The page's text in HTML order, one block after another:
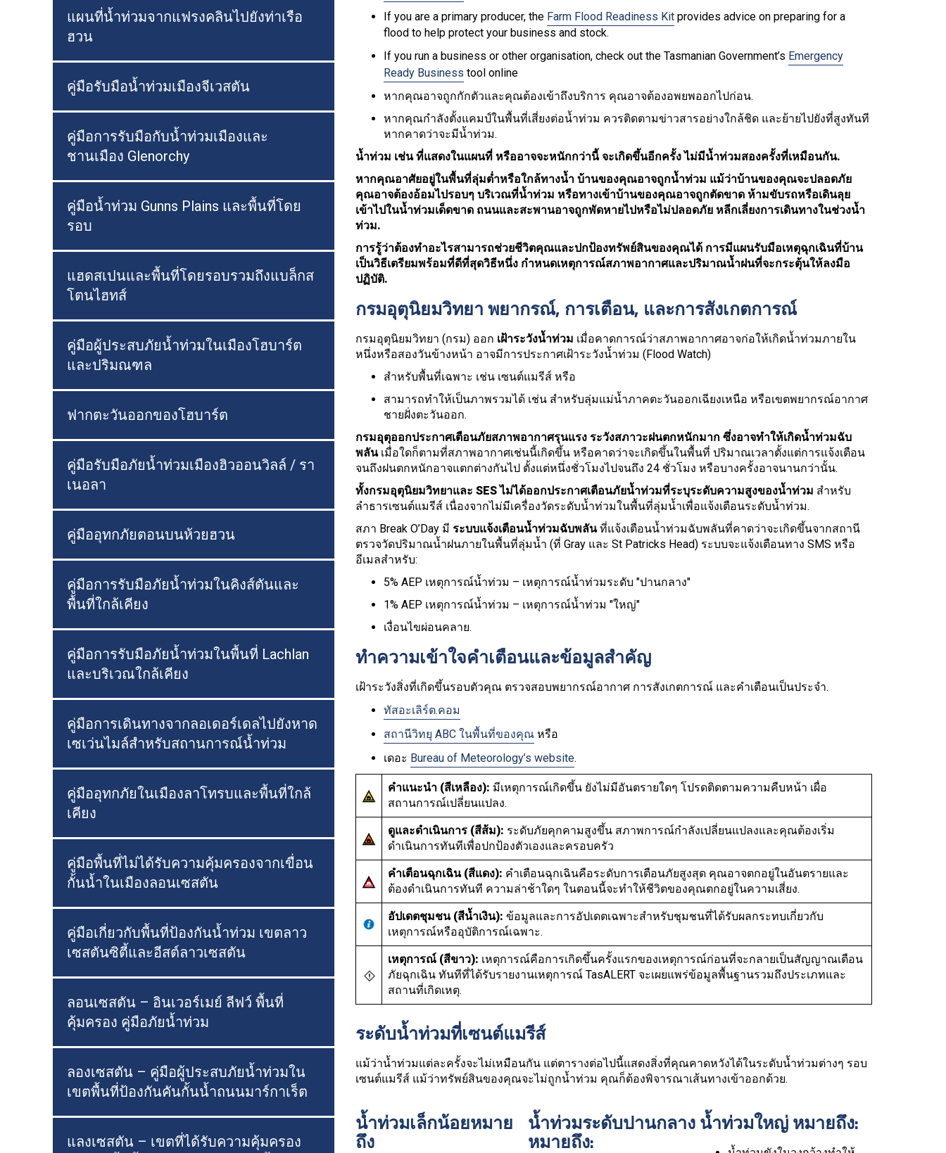
แผนที่น้ำท่วมจากแฟรงคลินไปยังท่าเรือ
ฮวน
คู่มือรับมือน้ำท่วมเมืองจีเวสตัน
คู่มือการรับมือกับน้ำท่วมเมืองและ
ชานเมือง Glenorchy
คู่มือน้ำท่วม Gunns Plains และพื้นที่โดย
รอบ
แฮดสเปนและพื้นที่โดยรอบรวมถึงแบล็กส
โตนไฮทส์
คู่มือผู้ประสบภัยน้ำท่วมในเมืองโฮบาร์ต
และปริมณฑล
ฟากตะวันออกของโฮบาร์ต
คู่มือรับมือภัยน้ำท่วมเมืองฮิวออนวิลล์ / รา
เนอลา
คู่มืออุทกภัยตอนบนห้วยฮวน
คู่มือการรับมือภัยน้ำท่วมในคิงส์ตันและ
พื้นที่ใกล้เคียง
คู่มือการรับมือภัยน้ำท่วมในพื้นที่ Lachlan
และบริเวณใกล้เคียง
คู่มือการเดินทางจากลอเดอร์เดลไปยังหาด
เซเว่นไมล์สำหรับสถานการณ์น้ำท่วม
คู่มืออุทกภัยในเมืองลาโทรบและพื้นที่ใกล้
เคียง
คู่มือพื้นที่ไม่ได้รับความคุ้มครองจากเขื่อน
กั้นน้ำในเมืองลอนเซสตัน
คู่มือเกี่ยวกับพื้นที่ป้องกันน้ำท่วม เขตลาว
เซสตันซิตี้และอีสต์ลาวเซสตัน
ลอนเซสตัน – อินเวอร์เมย์ ลีฟว์ พื้นที่
คุ้มครอง คู่มือภัยน้ำท่วม
ลองเซสตัน – คู่มือผู้ประสบภัยน้ำท่วมใน
เขตพื้นที่ป้องกันคันกั้นน้ำถนนมาร์กาเร็ต
แลงเซสตัน – เขตที่ได้รับความคุ้มครอง
If you are a primary producer, the Farm Flood Readiness Kit provides advice on preparing for a
flood to help protect your business and stock.
If you run a business or other organisation, check out the Tasmanian Government’s Emergency
Ready Business tool online
หากคุณอาจถูกกักตัวและคุณต้องเข้าถึงบริการ คุณอาจต้องอพยพออกไปก่อน.
หากคุณกำลังตั้งแคมป์ในพื้นที่เสี่ยงต่อน้ำท่วม ควรติดตามข่าวสารอย่างใกล้ชิด และย้ายไปยังที่สูงทันที
หากคาดว่าจะมีน้ำท่วม.
น้ำท่วม เช่น ที่แสดงในแผนที่ หรืออาจจะหนักกว่านี้ จะเกิดขึ้นอีกครั้ง ไม่มีน้ำท่วมสองครั้งที่เหมือนกัน.
หากคุณอาศัยอยู่ในพื้นที่ลุ่มต่ำหรือใกล้ทางน้ำ บ้านของคุณอาจถูกน้ำท่วม แม้ว่าบ้านของคุณจะปลอดภัย
คุณอาจต้องอ้อมไปรอบๆ บริเวณที่น้ำท่วม หรือทางเข้าบ้านของคุณอาจถูกตัดขาด ห้ามขับรถหรือเดินลุย
เข้าไปในน้ำท่วมเด็ดขาด ถนนและสะพานอาจถูกพัดหายไปหรือไม่ปลอดภัย หลีกเลี่ยงการเดินทางในช่วงน้ำ
ท่วม.
การรู้ว่าต้องทำอะไรสามารถช่วยชีวิตคุณและปกป้องทรัพย์สินของคุณได้ การมีแผนรับมือเหตุฉุกเฉินที่บ้าน
เป็นวิธีเตรียมพร้อมที่ดีที่สุดวิธีหนึ่ง กำหนดเหตุการณ์สภาพอากาศและปริมาณน้ำฝนที่จะกระตุ้นให้ลงมือ
ปฏิบัติ.
กรมอุตุนิยมวิทยา พยากรณ์, การเตือน, และการสังเกตการณ์
กรมอุตุนิยมวิทยา (กรม) ออก เฝ้าระวังน้ำท่วม เมื่อคาดการณ์ว่าสภาพอากาศอาจก่อให้เกิดน้ำท่วมภายใน
หนึ่งหรือสองวันข้างหน้า อาจมีการประกาศเฝ้าระวังน้ำท่วม (Flood Watch)
สำหรับพื้นที่เฉพาะ เช่น เซนต์แมรีส์ หรือ
สามารถทำให้เป็นภาพรวมได้ เช่น สำหรับลุ่มแม่น้ำภาคตะวันออกเฉียงเหนือ หรือเขตพยากรณ์อากาศ
ชายฝั่งตะวันออก.
กรมอุตุออกประกาศเตือนภัยสภาพอากาศรุนแรง ระวังสภาวะฝนตกหนักมาก ซึ่งอาจทำให้เกิดน้ำท่วมฉับ
พลัน เมื่อใดก็ตามที่สภาพอากาศเช่นนี้เกิดขึ้น หรือคาดว่าจะเกิดขึ้นในพื้นที่ ปริมาณเวลาตั้งแต่การแจ้งเตือน
จนถึงฝนตกหนักอาจแตกต่างกันไป ตั้งแต่หนึ่งชั่วโมงไปจนถึง 24 ชั่วโมง หรือบางครั้งอาจนานกว่านั้น.
ทั้งกรมอุตุนิยมวิทยาและ SES ไม่ได้ออกประกาศเตือนภัยน้ำท่วมที่ระบุระดับความสูงของน้ำท่วม สำหรับ
ลำธารเซนต์แมรีส์ เนื่องจากไม่มีเครื่องวัดระดับน้ำท่วมในพื้นที่ลุ่มน้ำเพื่อแจ้งเตือนระดับน้ำท่วม.
สภา Break O’Day มี ระบบแจ้งเตือนน้ำท่วมฉับพลันที่แจ้งเตือนน้ำท่วมฉับพลันที่คาดว่าจะเกิดขึ้นจากสถานี
ตรวจวัดปริมาณน้ำฝนภายในพื้นที่ลุ่มน้ำ (ที่ Gray และ St Patricks Head) ระบบจะแจ้งเตือนทาง SMS หรือ
อีเมลสำหรับ:
5% AEP เหตุการณ์น้ำท่วม – เหตุการณ์น้ำท่วมระดับ "ปานกลาง"
1% AEP เหตุการณ์น้ำท่วม – เหตุการณ์น้ำท่วม "ใหญ่"
เงื่อนไขผ่อนคลาย.
ทำความเข้าใจคำเตือนและข้อมูลสำคัญ
เฝ้าระวังสิ่งที่เกิดขึ้นรอบตัวคุณ ตรวจสอบพยากรณ์อากาศ การสังเกตการณ์ และคำเตือนเป็นประจำ.
ทัสอะเลิร์ต.คอม
สถานีวิทยุ ABC ในพื้นที่ของคุณ หรือ
เดอะ Bureau of Meteorology’s website.
คำแนะนำ (สีเหลือง): มีเหตุการณ์เกิดขึ้น ยังไม่มีอันตรายใดๆ โปรดติดตามความคืบหน้า เผื่อ
สถานการณ์เปลี่ยนแปลง.
ดูและดำเนินการ (สีส้ม): ระดับภัยคุกคามสูงขึ้น สภาพการณ์กำลังเปลี่ยนแปลงและคุณต้องเริ่ม
ดำเนินการทันทีเพื่อปกป้องตัวเองและครอบครัว
คำเตือนฉุกเฉิน (สีแดง): คำเตือนฉุกเฉินคือระดับการเตือนภัยสูงสุด คุณอาจตกอยู่ในอันตรายและ
ต้องดำเนินการทันที ความล่าช้าใดๆ ในตอนนี้จะทำให้ชีวิตของคุณตกอยู่ในความเสี่ยง.
อัปเดตชุมชน (สีน้ำเงิน): ข้อมูลและการอัปเดตเฉพาะสำหรับชุมชนที่ได้รับผลกระทบเกี่ยวกับ
เหตุการณ์หรืออุบัติการณ์เฉพาะ.
เหตุการณ์ (สีขาว): เหตุการณ์คือการเกิดขึ้นครั้งแรกของเหตุการณ์ก่อนที่จะกลายเป็นสัญญาณเตือน
ภัยฉุกเฉิน ทันทีที่ได้รับรายงานเหตุการณ์ TasALERT จะเผยแพร่ข้อมูลพื้นฐานรวมถึงประเภทและ
สถานที่เกิดเหตุ.
ระดับน้ำท่วมที่เซนต์แมรีส์
แม้ว่าน้ำท่วมแต่ละครั้งจะไม่เหมือนกัน แต่ตารางต่อไปนี้แสดงสิ่งที่คุณคาดหวังได้ในระดับน้ำท่วมต่างๆ รอบ
เซนต์แมรีส์ แม้ว่าทรัพย์สินของคุณจะไม่ถูกน้ำท่วม คุณก็ต้องพิจารณาเส้นทางเข้าออกด้วย.
น้ำท่วมเล็กน้อยหมาย
ถึง
น้ำท่วมระดับปานกลาง
หมายถึง:
น้ำท่วมใหญ่ หมายถึง: